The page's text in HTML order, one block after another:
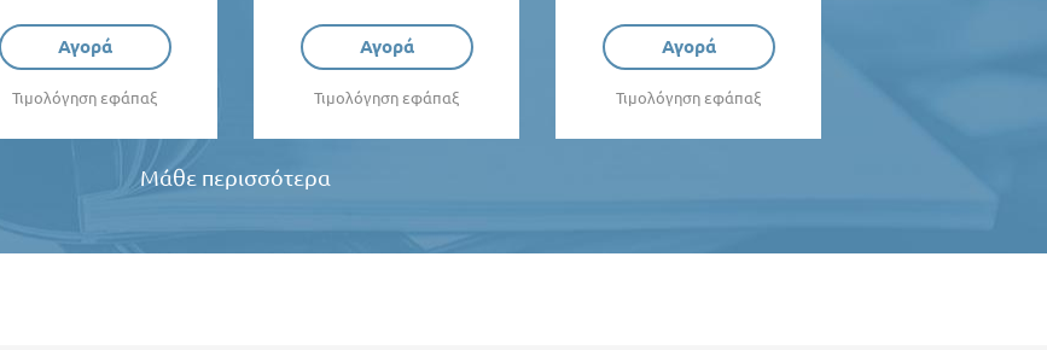
Αγορά
Τιμολόγηση εφάπαξ
Αγορά
Τιμολόγηση εφάπαξ
Αγορά
Τιμολόγηση εφάπαξ
Μάθε περισσότερα